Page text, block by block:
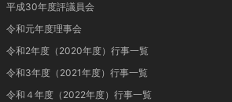
平成30年度評議員会
令和元年度理事会
令和2年度（2020年度）行事一覧
令和3年度（2021年度）行事一覧
令和４年度（2022年度）行事一覧